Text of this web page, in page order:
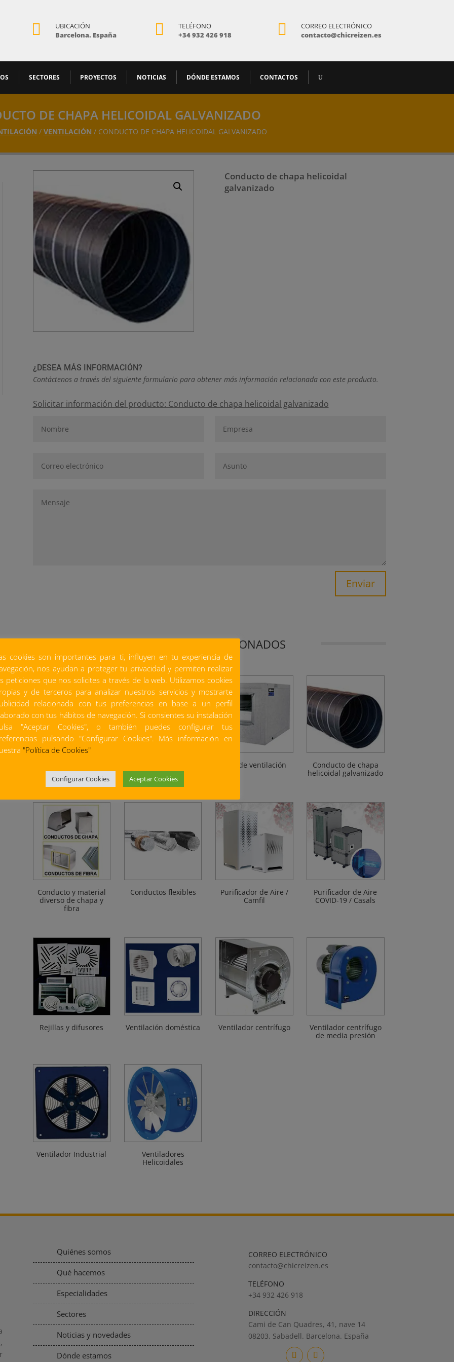

UBICACIÓN
Barcelona. España

TELÉFONO
+34 932 426 918

CORREO ELECTRÓNICO
contacto@chicreizen.es
SECTORES PROYECTOS NOTICIAS DÓNDE ESTAMOS CONTACTOS
DE CHAPA HELICOIDAL GALVANIZADO
/ VENTILACIÓN / CONDUCTO DE CHAPA HELICOIDAL GALVANIZADO
Conducto de chapa helicoidal
galvanizado
¿DESEA MÁS INFORMACIÓN?
Contáctenos a través del siguiente formulario para obtener más información relacionada con este producto.
Solicitar información del producto: Conducto de chapa helicoidal galvanizado
Enviar
PRODUCTOS RELACIONADOS
de chapa galvanizada
conductos
Caja de ventilación
Conducto de chapa
helicoidal galvanizado
Conducto y material
diverso de chapa y
fibra
Conductos flexibles
Purificador de Aire /
Camfil
Purificador de Aire
COVID-19 / Casals
Rejillas y difusores Ventilación doméstica Ventilador centrífugo
Ventilador centrífugo
de media presión
Ventilador Industrial
Ventiladores
Helicoidales
Quiénes somos
Qué hacemos
Especialidades
Sectores
Noticias y novedades
Dónde estamos
CORREO ELECTRÓNICO
contacto@chicreizen.es
TELÉFONO
+34 932 426 918
DIRECCIÓN
Cami de Can Quadres, 41, nave 14
08203. Sabadell. Barcelona. España
cookies son importantes para ti, influyen en tu experiencia de
nos ayudan a proteger tu privacidad y permiten realizar
peticiones que nos solicites a través de la web. Utilizamos cookies
y de terceros para analizar nuestros servicios y mostrarte
relacionada con tus preferencias en base a un perfil
con tus hábitos de navegación. Si consientes su instalación
"Aceptar Cookies", o también puedes configurar tus
pulsando "Configurar Cookies". Más información en
"Política de Cookies"
Configurar Cookies Aceptar Cookies